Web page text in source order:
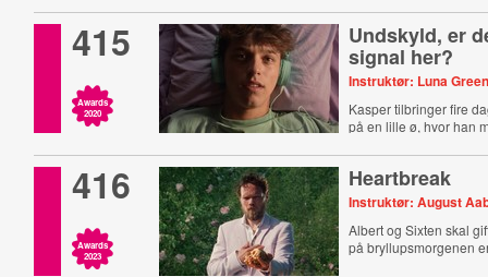
415
Awards
2020
Undskyld, er
signal her?
Instruktør: Luna
Kasper tilbringer fire
på en lille ø, hvor han
416
Awards
2023
Heartbreak
Instruktør: August
Albert og Sixten skal
på bryllupsmorgenen